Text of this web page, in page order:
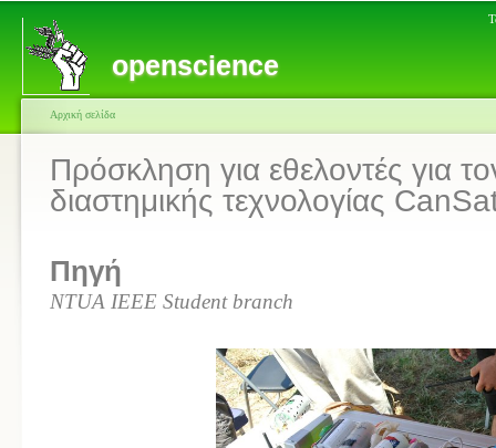
openscience
Αρχική σελίδα
Πρόσκληση για εθελοντές για
διαστημικής τεχνολογίας
Πηγή
NTUA IEEE Student branch